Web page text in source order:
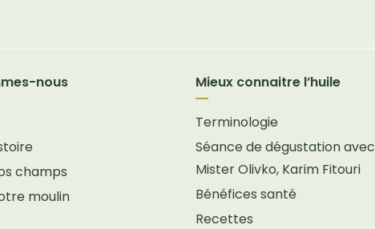
nous
champs
moulin
Mieux connaitre l’huile
Terminologie
Séance de dégustation avec
Mister Olivko, Karim Fitouri
Bénéfices santé
Recettes